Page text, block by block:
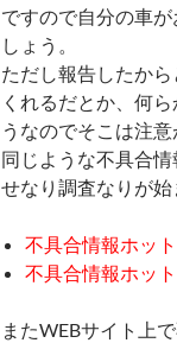
ですので自分の車
しょう。
ただし報告したか
くれるだとか、何
うなのでそこは注意
同じような不具合
せなり調査なりが始
不具合情報ホッ
不具合情報ホッ
またWEBサイト上